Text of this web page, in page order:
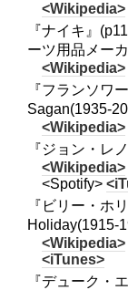
<Wikipedia>
『ナイキ』
ーツ用品メー
<Wikipedia>
『フランソワ
Sagan(1935-
<Wikipedia>
『ジョン・レ
<Wikipedia>
<Spotify>
『ビリー・ホ
Holiday(1915-
<Wikipedia>
<iTunes>
『デューク・